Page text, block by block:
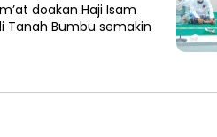
doakan Haji Isam
Tanah Bumbu semakin